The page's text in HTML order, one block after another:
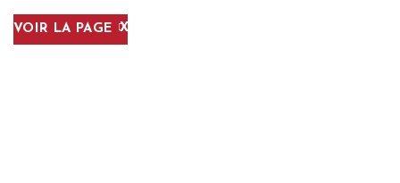
VOIR LA PAGE